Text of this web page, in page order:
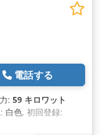
電話する
: 59 キロワット
白色, 初回登録: